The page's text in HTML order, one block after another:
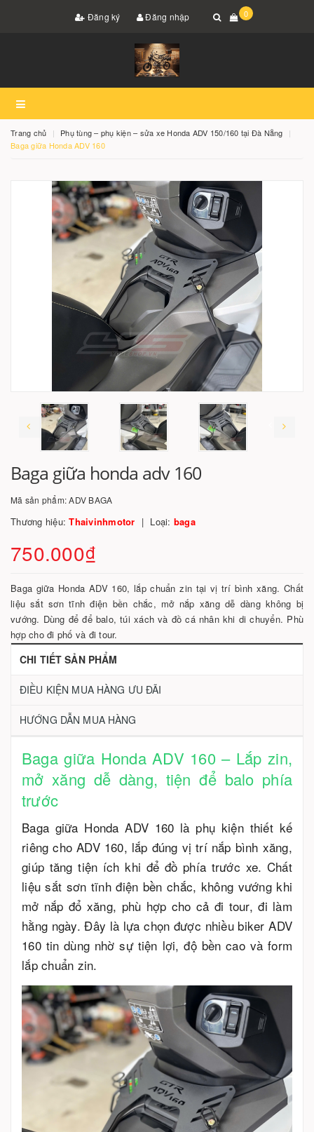
Đăng ký Đăng nhập 0
Trang chủ
Phụ tùng – phụ kiện – sửa xe Honda ADV 150/160 tại Đà Nẵng
Baga giữa Honda ADV 160
Baga giữa honda adv 160
Mã sản phẩm:ADV BAGA
Thương hiệu:Thaivinhmotor Loại: baga
750.000₫
Baga giữa Honda ADV 160, lắp chuẩn zin tại vị trí bình xăng. Chất
liệu sắt sơn tĩnh điện bền chắc, mở nắp xăng dễ dàng không bị
vướng. Dùng để để balo, túi xách và đồ cá nhân khi di chuyển. Phù
hợp cho đi phố và đi tour.
CHI TIẾT SẢN PHẨM
ĐIỀU KIỆN MUA HÀNG ƯU ĐÃI
HƯỚNG DẪN MUA HÀNG
Baga giữa Honda ADV 160 – Lắp zin,
mở xăng dễ dàng, tiện để balo phía
trước
Baga giữa Honda ADV 160 là phụ kiện thiết kế
riêng cho ADV 160, lắp đúng vị trí nắp bình xăng,
giúp tăng tiện ích khi để đồ phía trước xe. Chất
liệu sắt sơn tĩnh điện bền chắc, không vướng khi
mở nắp đổ xăng, phù hợp cho cả đi tour, đi làm
hằng ngày. Đây là lựa chọn được nhiều biker ADV
160 tin dùng nhờ sự tiện lợi, độ bền cao và form
lắp chuẩn zin.